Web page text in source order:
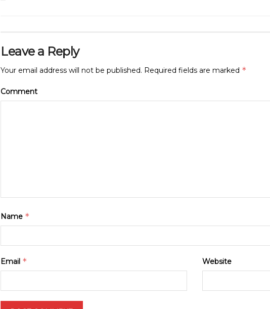
Leave a Reply
Your email address will not be published. Required fields are marked *
Comment
Name *
Email * Website